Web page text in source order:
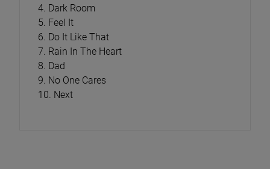
4. Dark Room
5. Feel It
6. Do It Like That
7. Rain In The Heart
8. Dad
9. No One Cares
10. Next